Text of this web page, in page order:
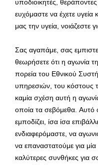
υποδιοικητές, θεράποντες
ευχόμαστε να έχετε υγεία
μας την υγεία, νοιάζεστε
Σας αγαπάμε, σας
θεωρήσετε ότι η αγωνία
πορεία του Εθνικού
υπηρεσιών, του κόστους
καμία σχέση αυτή η
οποία τα σεβόμεθα. Αυτό
εμποδίζει, ίσα ίσα
ενδιαφερόμαστε, να
να επαναστατούμε για
καλύτερες συνθήκες για